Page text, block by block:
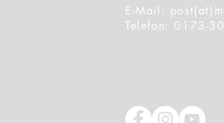
E-Mail:
Telefon: 0173-